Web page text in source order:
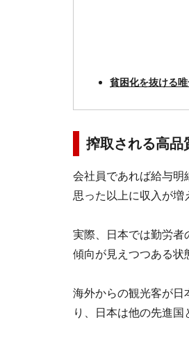
貧困化を抜ける
搾取される高品
会社員であれば給与明
思った以上に収入が増
実際、日本では勤労者
傾向が見えつつある状
海外からの観光客が日
り、日本は他の先進国